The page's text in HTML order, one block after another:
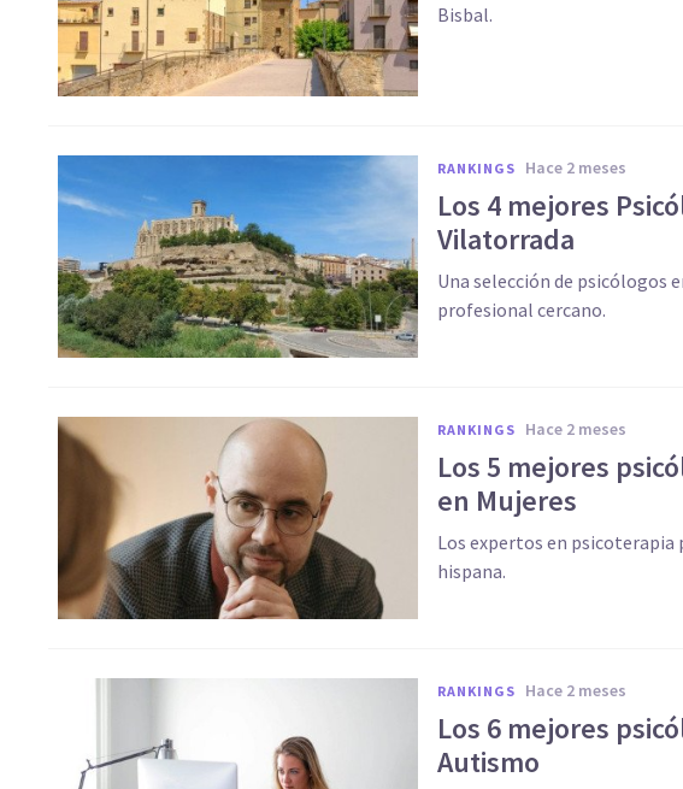
Bisbal.
RANKINGS hace 2 meses
Los 4 mejores
Vilatorrada
Una selección de psicólogos
profesional cercano.
RANKINGS hace 2 meses
Los 5 mejores
en Mujeres
Los expertos en psicoterapia
hispana.
RANKINGS hace 2 meses
Los 6 mejores
Autismo